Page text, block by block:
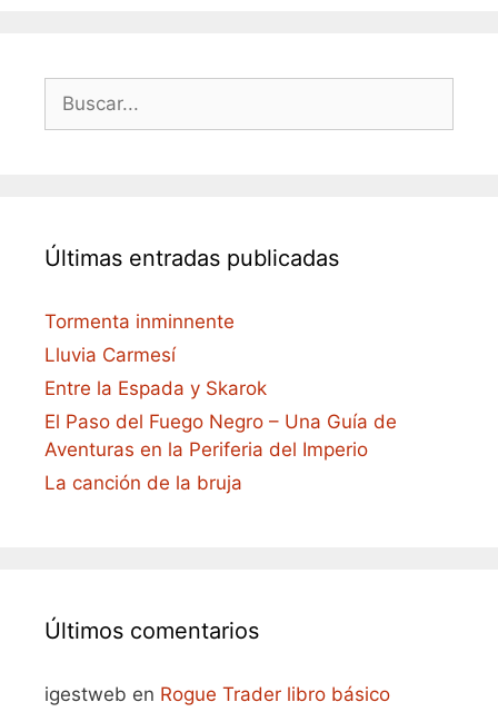
Buscar:
Últimas entradas publicadas
Tormenta inminnente
Lluvia Carmesí
Entre la Espada y Skarok
El Paso del Fuego Negro – Una Guía de
Aventuras en la Periferia del Imperio
La canción de la bruja
Últimos comentarios
igestweb en Rogue Trader libro básico